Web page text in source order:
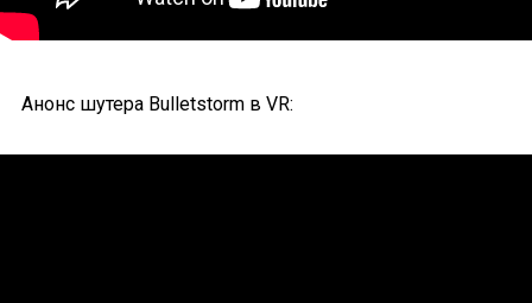
Анонс шутера Bulletstorm в VR: